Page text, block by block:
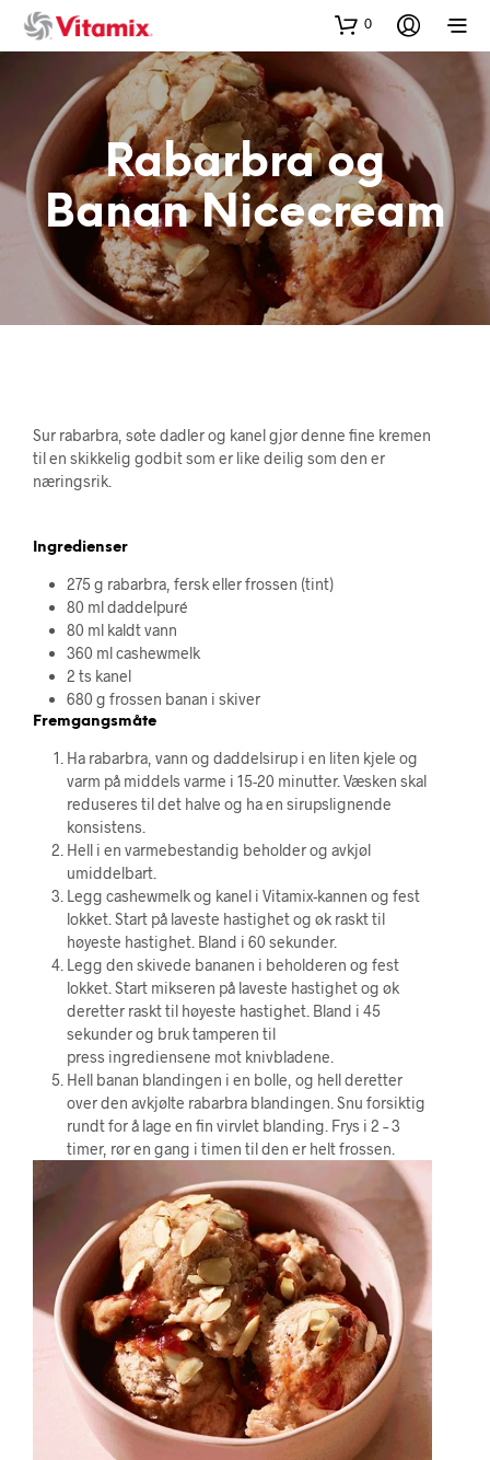
0
Rabarbra og
Banan Nicecream
Sur rabarbra, søte dadler og kanel gjør denne fine kremen
til en skikkelig godbit som er like deilig som den er
næringsrik.
Ingredienser
275 g rabarbra, fersk eller frossen (tint)
80 ml daddelpuré
80 ml kaldt vann
360 ml cashewmelk
2 ts kanel
680 g frossen banan i skiver
Fremgangsmåte
Ha rabarbra, vann og daddelsirup i en liten kjele og
varm på middels varme i 15-20 minutter. Væsken skal
reduseres til det halve og ha en sirupslignende
konsistens.
Hell i en varmebestandig beholder og avkjøl
umiddelbart.
Legg cashewmelk og kanel i Vitamix-kannen og fest
lokket. Start på laveste hastighet og øk raskt til
høyeste hastighet. Bland i 60 sekunder.
Legg den skivede bananen i beholderen og fest
lokket. Start mikseren på laveste hastighet og øk
deretter raskt til høyeste hastighet. Bland i 45
sekunder og bruk tamperen til
press ingrediensene mot knivbladene.
Hell banan blandingen i en bolle, og hell deretter
over den avkjølte rabarbra blandingen. Snu forsiktig
rundt for å lage en fin virvlet blanding. Frys i 2 – 3
timer, rør en gang i timen til den er helt frossen.